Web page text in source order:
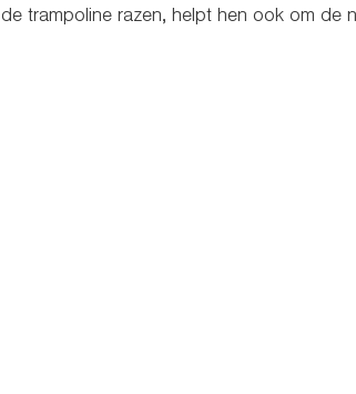
de trampoline razen, helpt hen ook om de